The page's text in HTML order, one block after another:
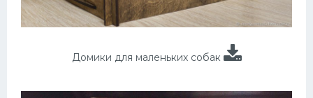
Домики для маленьких собак